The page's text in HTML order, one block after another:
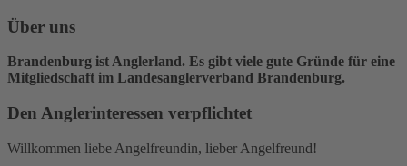
Über uns
Brandenburg ist Anglerland. Es gibt viele gute Gründe für eine
Mitgliedschaft im Landesanglerverband Brandenburg.
Den Anglerinteressen verpflichtet
Willkommen liebe Angelfreundin, lieber Angelfreund!